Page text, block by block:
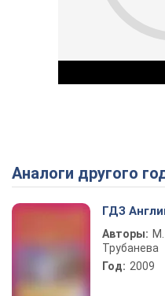
Аналоги другого
ГДЗ
Авторы: М.
Трубанева
Год: 2009